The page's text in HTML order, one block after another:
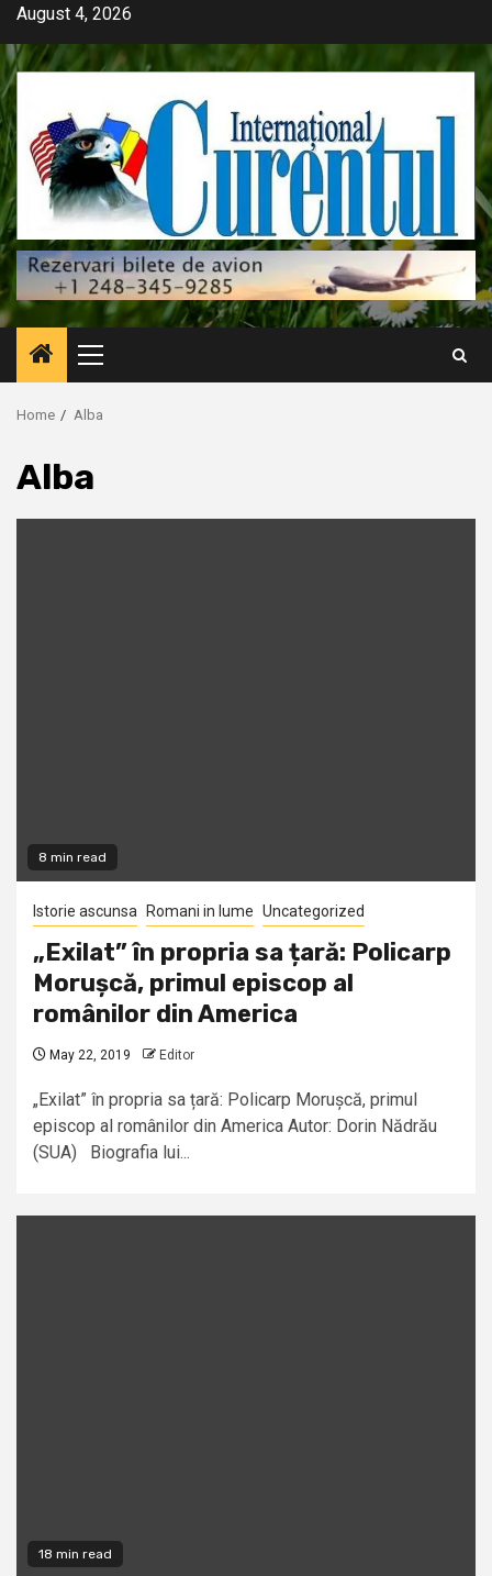
Skip
content
August 4, 2026
Primary
Menu
Home Alba
Alba
8 min read
Istorie ascunsa Romani in lume Uncategorized
„Exilat” în propria sa țară: Policarp
Morușcă, primul episcop al
românilor din America
May 22, 2019 Editor
„Exilat” în propria sa țară: Policarp Morușcă, primul
episcop al românilor din America Autor: Dorin Nădrău
(SUA) Biografia lui...
18 min read